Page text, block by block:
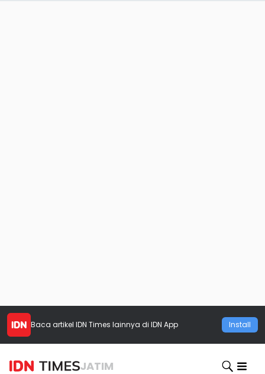
Baca artikel IDN Times lainnya di IDN App Install
JATIM